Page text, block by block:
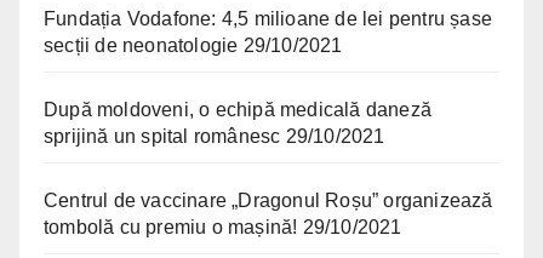
Fundația Vodafone: 4,5 milioane de lei pentru șase
secții de neonatologie 29/10/2021
După moldoveni, o echipă medicală daneză
sprijină un spital românesc 29/10/2021
Centrul de vaccinare „Dragonul Roșu” organizează
tombolă cu premiu o mașină! 29/10/2021